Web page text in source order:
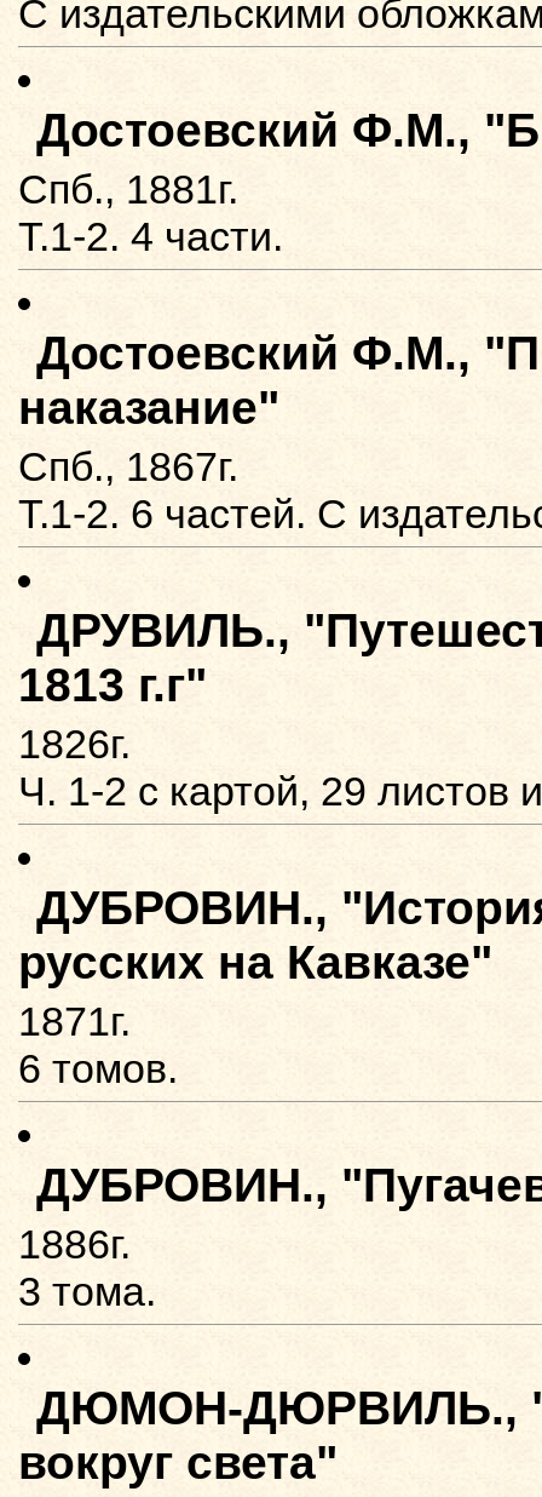
С издательскими
Достоевский Ф.М.,
Спб., 1881г.
Т.1-2. 4 части.
Достоевский Ф.М.,
наказание"
Спб., 1867г.
Т.1-2. 6 частей. С
ДРУВИЛЬ.,
1813 г.г"
1826г.
Ч. 1-2 с картой, 29 листов
ДУБРОВИН.,
русских на Кавказе"
1871г.
6 томов.
ДУБРОВИН.,
1886г.
3 тома.
ДЮМОН-ДЮРВИЛЬ.,
вокруг света"